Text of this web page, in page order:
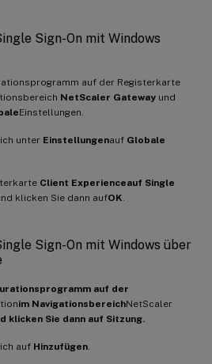
Sign-On mit Windows
auf der Registerkarte
NetScaler Gateway und
Einstellungen.
unter Einstellungenauf Globale
Client Experienceauf Single
klicken Sie dann aufOK
Sign-On mit Windows über
auf der
im NavigationsbereichNetScaler
klicken Sie dann auf Sitzung.
auf Hinzufügen